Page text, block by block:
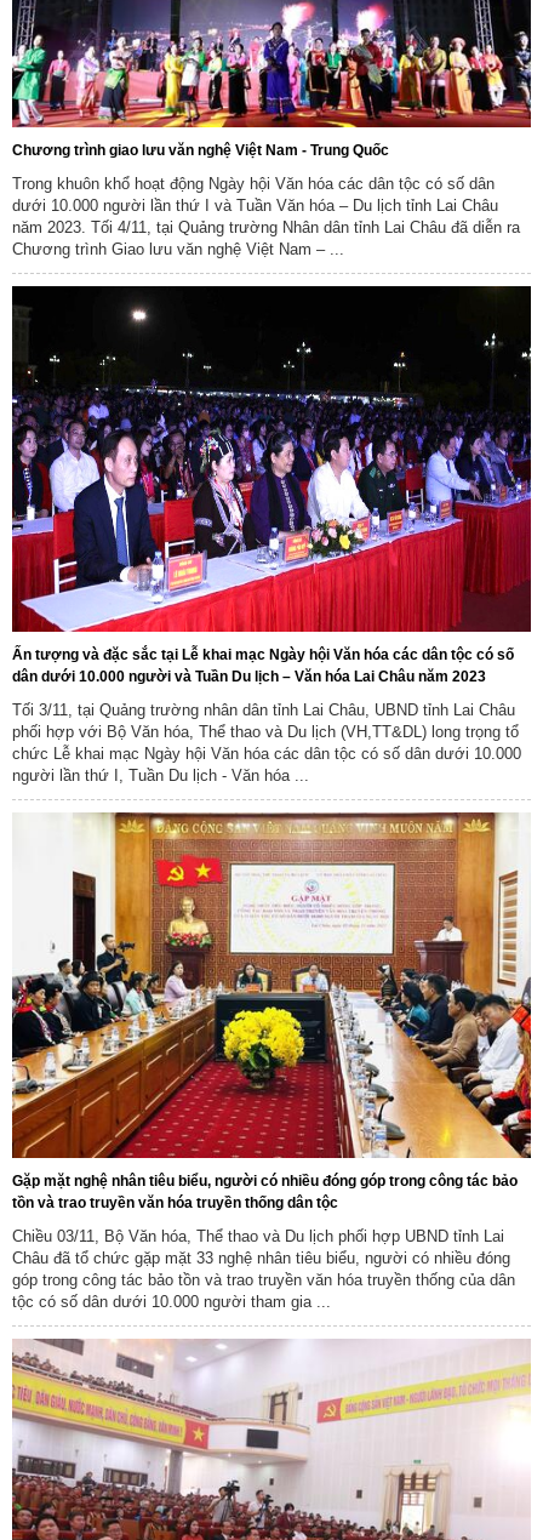
Chương trình giao lưu văn nghệ Việt Nam - Trung Quốc
Trong khuôn khổ hoạt động Ngày hội Văn hóa các dân tộc có số dân
dưới 10.000 người lần thứ I và Tuần Văn hóa – Du lịch tỉnh Lai Châu
năm 2023. Tối 4/11, tại Quảng trường Nhân dân tỉnh Lai Châu đã diễn ra
Chương trình Giao lưu văn nghệ Việt Nam – ...
Ấn tượng và đặc sắc tại Lễ khai mạc Ngày hội Văn hóa các dân tộc có số
dân dưới 10.000 người và Tuần Du lịch – Văn hóa Lai Châu năm 2023
Tối 3/11, tại Quảng trường nhân dân tỉnh Lai Châu, UBND tỉnh Lai Châu
phối hợp với Bộ Văn hóa, Thể thao và Du lịch (VH,TT&DL) long trọng tổ
chức Lễ khai mạc Ngày hội Văn hóa các dân tộc có số dân dưới 10.000
người lần thứ I, Tuần Du lịch - Văn hóa ...
Gặp mặt nghệ nhân tiêu biểu, người có nhiều đóng góp trong công tác bảo
tồn và trao truyền văn hóa truyền thống dân tộc
Chiều 03/11, Bộ Văn hóa, Thể thao và Du lịch phối hợp UBND tỉnh Lai
Châu đã tổ chức gặp mặt 33 nghệ nhân tiêu biểu, người có nhiều đóng
góp trong công tác bảo tồn và trao truyền văn hóa truyền thống của dân
tộc có số dân dưới 10.000 người tham gia ...